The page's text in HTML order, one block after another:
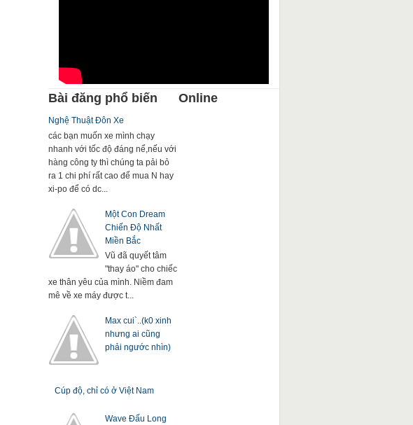
Bài đăng phổ biến
Nghệ Thuật Đôn Xe
các bạn muốn xe mình chạy
nhanh với tốc độ đáng nể,nếu với
hàng công ty thì chúng ta pải bỏ
ra 1 chi phí rất cao để mua N hay
xi-po để có dc...
Một Con Dream
Chiến Độ Nhất
Miền Bắc
Vũ đã quyết tâm
"thay áo" cho chiếc
xe thân yêu của mình. Niềm đam
mê về xe máy được t...
Max cui`..(k0 xinh
nhưng ai cũng
phải ngước nhìn)
Cúp độ, chỉ có ở Việt Nam
Wave Đấu Long
Online